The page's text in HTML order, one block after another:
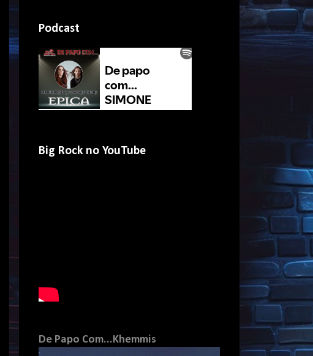
Podcast
Big Rock no YouTube
De Papo Com...Khemmis